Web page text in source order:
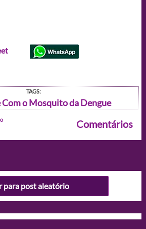
TAGS:
Com o Mosquito da Dengue
Comentários
para post aleatório